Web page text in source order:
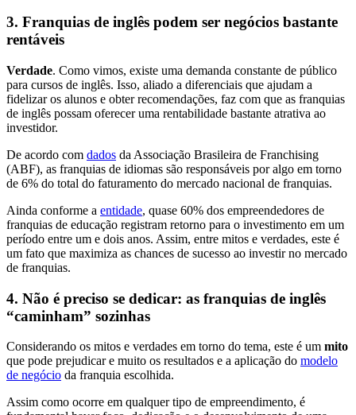
3. Franquias de inglês podem ser negócios bastante
rentáveis
Verdade. Como vimos, existe uma demanda constante de público
para cursos de inglês. Isso, aliado a diferenciais que ajudam a
fidelizar os alunos e obter recomendações, faz com que as franquias
de inglês possam oferecer uma rentabilidade bastante atrativa ao
investidor.
De acordo com dados da Associação Brasileira de Franchising
(ABF), as franquias de idiomas são responsáveis por algo em torno
de 6% do total do faturamento do mercado nacional de franquias.
Ainda conforme a entidade, quase 60% dos empreendedores de
franquias de educação registram retorno para o investimento em um
período entre um e dois anos. Assim, entre mitos e verdades, este é
um fato que maximiza as chances de sucesso ao investir no mercado
de franquias.
4. Não é preciso se dedicar: as franquias de inglês
“caminham” sozinhas
Considerando os mitos e verdades em torno do tema, este é um mito
que pode prejudicar e muito os resultados e a aplicação do modelo
de negócio da franquia escolhida.
Assim como ocorre em qualquer tipo de empreendimento, é